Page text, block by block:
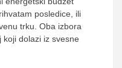
posledice, ili
trku. Oba izbora
dolazi iz svesne